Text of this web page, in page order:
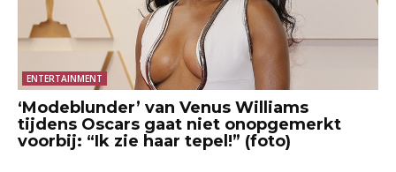
ENTERTAINMENT
‘Modeblunder’ van Venus Williams
tijdens Oscars gaat niet onopgemerkt
voorbij: “Ik zie haar tepel!” (foto)